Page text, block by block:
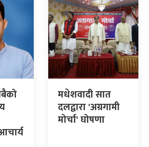
मधेशवादी सात
दलद्वारा 'अग्रगामी
मोर्चा' घोषणा